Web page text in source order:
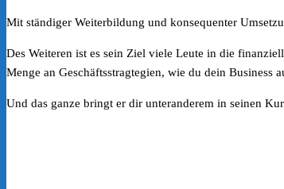
Mit ständiger Weiterbildung und konsequenter
Des Weiteren ist es sein Ziel viele Leute in die
Menge an Geschäftsstragtegien, wie du dein Business
Und das ganze bringt er dir unteranderem in seinen